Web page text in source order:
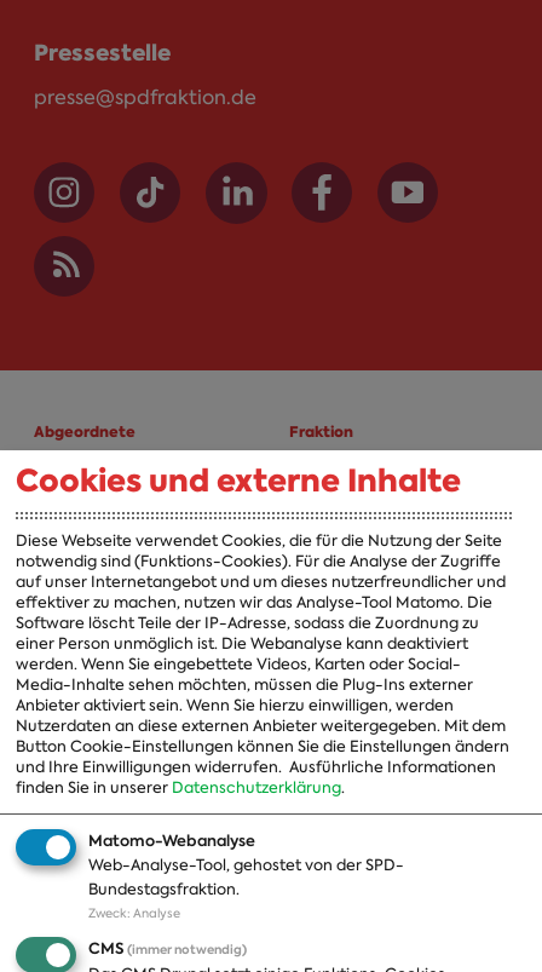
Pressestelle
presse@spdfraktion.de
Abgeordnete
A-Z
Fraktion
Fraktion
Vorsitzender
Vorstand
Arbeitsgruppen
Ausschussvorsitzende
Beauftragte
Landesgruppen
Organisation
Themen
Positionen
Presse
Fotos
Cookies und externe Inhalte
Diese Webseite verwendet Cookies, die für die Nutzung der Seite
notwendig sind (Funktions-Cookies). Für die Analyse der Zugriffe
auf unser Internetangebot und um dieses nutzerfreundlicher und
effektiver zu machen, nutzen wir das Analyse-Tool Matomo. Die
Software löscht Teile der IP-Adresse, sodass die Zuordnung zu
einer Person unmöglich ist. Die Webanalyse kann deaktiviert
werden. Wenn Sie eingebettete Videos, Karten oder Social-
Media-Inhalte sehen möchten, müssen die Plug-Ins externer
Anbieter aktiviert sein. Wenn Sie hierzu einwilligen, werden
Nutzerdaten an diese externen Anbieter weitergegeben. Mit dem
Button Cookie-Einstellungen können Sie die Einstellungen ändern
und Ihre Einwilligungen widerrufen. Ausführliche Informationen
finden Sie in unserer Datenschutzerklärung.
Matomo-Webanalyse
Web-Analyse-Tool, gehostet von der SPD-
Bundestagsfraktion.
Zweck: Analyse
CMS (immer notwendig)